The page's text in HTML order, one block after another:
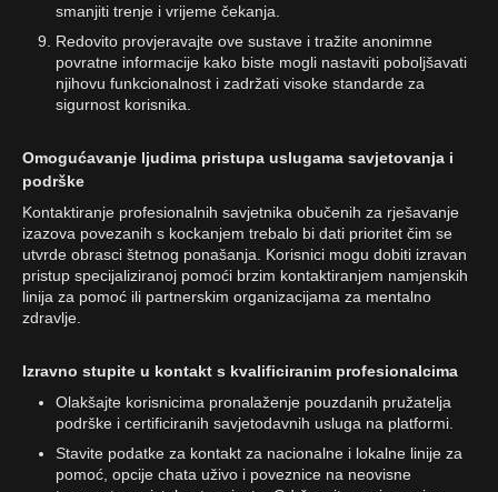
smanjiti trenje i vrijeme čekanja.
Redovito provjeravajte ove sustave i tražite anonimne
povratne informacije kako biste mogli nastaviti poboljšavati
njihovu funkcionalnost i zadržati visoke standarde za
sigurnost korisnika.
Omogućavanje ljudima pristupa uslugama savjetovanja i
podrške
Kontaktiranje profesionalnih savjetnika obučenih za rješavanje
izazova povezanih s kockanjem trebalo bi dati prioritet čim se
utvrde obrasci štetnog ponašanja. Korisnici mogu dobiti izravan
pristup specijaliziranoj pomoći brzim kontaktiranjem namjenskih
linija za pomoć ili partnerskim organizacijama za mentalno
zdravlje.
Izravno stupite u kontakt s kvalificiranim profesionalcima
Olakšajte korisnicima pronalaženje pouzdanih pružatelja
podrške i certificiranih savjetodavnih usluga na platformi.
Stavite podatke za kontakt za nacionalne i lokalne linije za
pomoć, opcije chata uživo i poveznice na neovisne